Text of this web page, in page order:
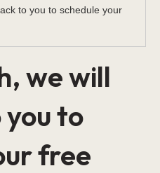
to you to schedule your
we will
to
free